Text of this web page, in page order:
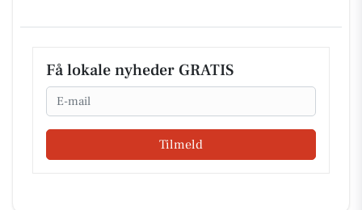
Få lokale nyheder GRATIS
Email
Tilmeld